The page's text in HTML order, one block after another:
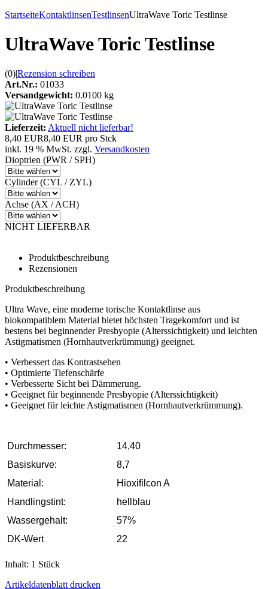
StartseiteKontaktlinsenTestlinsenUltraWave Toric Testlinse
UltraWave Toric Testlinse
(0)|Rezension schreiben
Art.Nr.: 01033
Versandgewicht: 0.0100 kg
Lieferzeit: Aktuell nicht lieferbar!
8,40 EUR8,40 EUR pro Stck
inkl. 19 % MwSt. zzgl. Versandkosten
Dioptrien (PWR / SPH)
Cylinder (CYL / ZYL)
Achse (AX / ACH)
NICHT LIEFERBAR
Produktbeschreibung
Rezensionen
Produktbeschreibung
Ultra Wave, eine moderne torische Kontaktlinse aus
biokompatiblem Material bietet höchsten Tragekomfort und ist
bestens bei beginnender Presbyopie (Alterssichtigkeit) und leichten
Astigmatismen (Hornhautverkrümmung) geeignet.
• Verbessert das Kontrastsehen
• Optimierte Tiefenschärfe
• Verbesserte Sicht bei Dämmerung.
• Geeignet für beginnende Presbyopie (Alterssichtigkeit)
• Geeignet für leichte Astigmatismen (Hornhautverkrümmung).
Durchmesser:
14,40
Basiskurve:
8,7
Material:
Hioxifilcon A
Handlingstint:
hellblau
Wassergehalt:
57%
DK-Wert
22
Inhalt: 1 Stück
Artikeldatenblatt drucken